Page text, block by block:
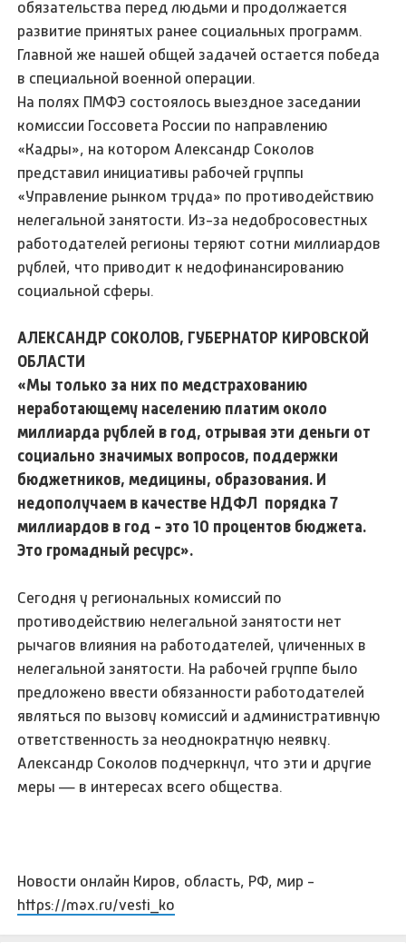
обязательства перед людьми и продолжается
развитие принятых ранее социальных программ.
Главной же нашей общей задачей остается победа
в специальной военной операции.
На полях ПМФЭ состоялось выездное заседании
комиссии Госсовета России по направлению
«Кадры», на котором Александр Соколов
представил инициативы рабочей группы
«Управление рынком труда» по противодействию
нелегальной занятости. Из-за недобросовестных
работодателей регионы теряют сотни миллиардов
рублей, что приводит к недофинансированию
социальной сферы.
АЛЕКСАНДР СОКОЛОВ, ГУБЕРНАТОР КИРОВСКОЙ
ОБЛАСТИ
«Мы только за них по медстрахованию
неработающему населению платим около
миллиарда рублей в год, отрывая эти деньги от
социально значимых вопросов, поддержки
бюджетников, медицины, образования. И
недополучаем в качестве НДФЛ порядка 7
миллиардов в год - это 10 процентов бюджета.
Это громадный ресурс».
Сегодня у региональных комиссий по
противодействию нелегальной занятости нет
рычагов влияния на работодателей, уличенных в
нелегальной занятости. На рабочей группе было
предложено ввести обязанности работодателей
являться по вызову комиссий и административную
ответственность за неоднократную неявку.
Александр Соколов подчеркнул, что эти и другие
меры — в интересах всего общества.
Новости онлайн Киров, область, РФ, мир -
https://max.ru/vesti_ko